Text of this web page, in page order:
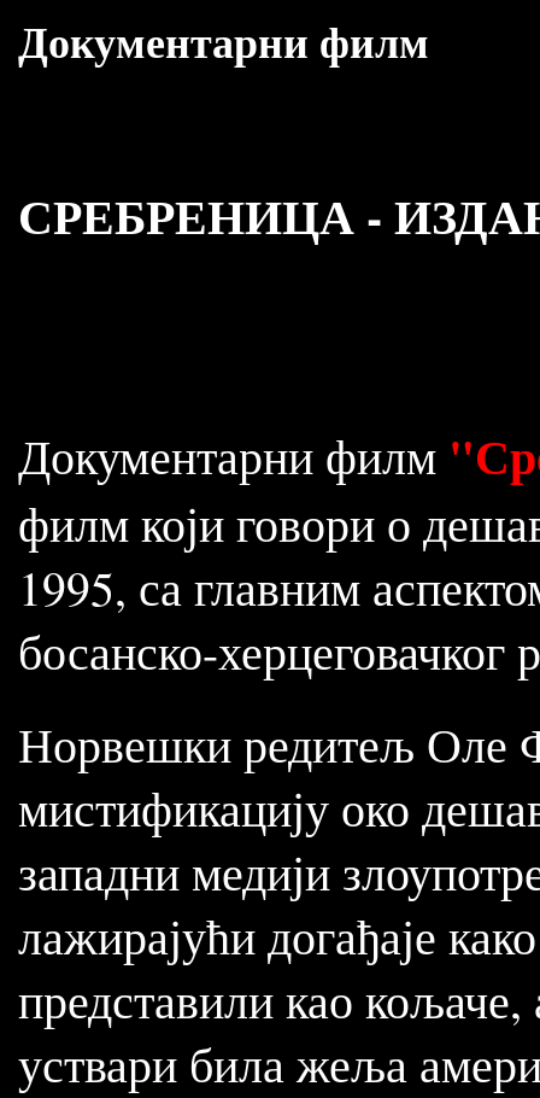
Документарни филм
СРЕБРЕНИЦА -
Документарни филм
филм који говори о
1995, са главним
босанско-херцеговачког
Норвешки редитељ Оле
мистификацију око
западни медији
лажирајући догађаје
представили као
уствари била жеља